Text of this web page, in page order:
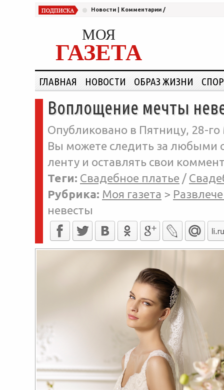
Новости Комментарии /
МОЯ
ГАЗЕТА
ГЛАВНАЯ НОВОСТИ ОБРАЗ ЖИЗНИ
Воплощение мечты
Опубликовано в Пятницу, 28-го
Вы можете следить за любыми
ленту и оставлять свои
Теги: Свадебное платье /
Рубрика: Моя газета >
невесты